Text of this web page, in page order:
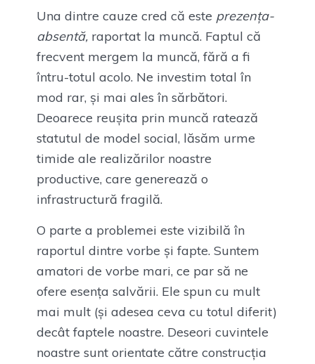
Una dintre cauze cred că este prezența-
absentă, raportat la muncă. Faptul că
frecvent mergem la muncă, fără a fi
întru-totul acolo. Ne investim total în
mod rar, și mai ales în sărbători.
Deoarece reușita prin muncă ratează
statutul de model social, lăsăm urme
timide ale realizărilor noastre
productive, care generează o
infrastructură fragilă.
O parte a problemei este vizibilă în
raportul dintre vorbe și fapte. Suntem
amatori de vorbe mari, ce par să ne
ofere esența salvării. Ele spun cu mult
mai mult (și adesea ceva cu totul diferit)
decât faptele noastre. Deseori cuvintele
noastre sunt orientate către construcția